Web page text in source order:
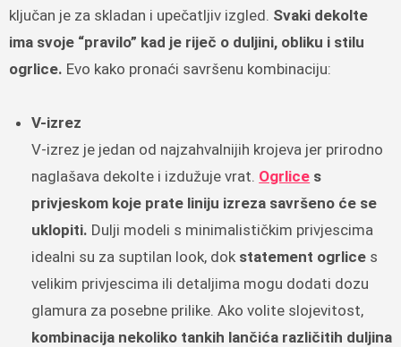
ključan je za skladan i upečatljiv izgled. Svaki dekolte
ima svoje “pravilo” kad je riječ o duljini, obliku i stilu
ogrlice. Evo kako pronaći savršenu kombinaciju:
V-izrez
V-izrez je jedan od najzahvalnijih krojeva jer prirodno
naglašava dekolte i izdužuje vrat. Ogrlice s
privjeskom koje prate liniju izreza savršeno će se
uklopiti. Dulji modeli s minimalističkim privjescima
idealni su za suptilan look, dok statement ogrlice s
velikim privjescima ili detaljima mogu dodati dozu
glamura za posebne prilike. Ako volite slojevitost,
kombinacija nekoliko tankih lančića različitih duljina